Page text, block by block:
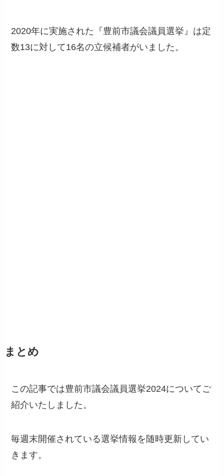
2020年に実施された『豊前市議会議員選挙』は定
数13に対して16名の立候補者がいました。
まとめ
この記事では豊前市議会議員選挙2024についてご
紹介いたしました。
毎週末開催されている選挙情報を随時更新してい
きます。